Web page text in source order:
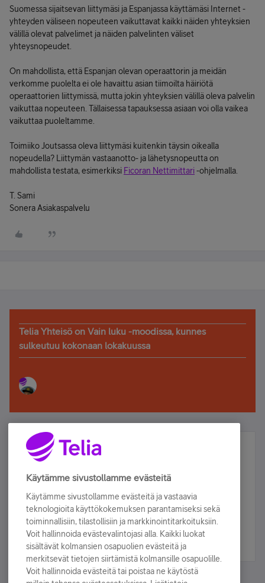
Suomessa sijaitsevan liittymäsi ja Espanjassa käyttämäsi Internet -
yhteyden väliseen nopeuteen vaikuttavat kaikki näiden yhteyksien
välillä olevat palvelimet ja näiden palvelinten väliset
yhteysnopeudet.
On mahdollista, että Espanjan olevan operaattorin ja meidän
verkomme puolelta ei ole havaittu asian tiimoilta häiriötä
operaattorien liittymissä, mutta jokin yhteyksien välillä oleva palvelin
vaikuttaa nopeuteen. Tällaisessa tapauksessa asiaan voi olla vaikea
vaikuttaa puoleltamme.
Toimiiko Joutsassa oleva liittymäsi kuitenkin täysin oikealla
nopeudella? Liittymän vastaanotto- ja lähetysnopeutta on
mahdollista testata, esimerkiksi Ficoran Nettimittari-ohjelmalla.
T. Sami
Sonera Asiakaspalvelu
Telia Yhteisö on Vain luku -moodissa, kunnes
sulkeutuu kokonaan lokakuussa
Älä jää paitsi – osallistu ja voita!
Tilaa Telian uutiskirje ja olet mukana arvonnassa.
sähköpostiisi.
Tilaa nyt
Käytämme sivustollamme evästeitä
Käytämme sivustollamme evästeitä ja vastaavia
teknologioita käyttökokemuksen parantamiseksi sekä
toiminnallisiin, tilastollisiin ja markkinointitarkoituksiin.
Voit hallinnoida evästevalintojasi alla. Kaikki luokat
sisältävät kolmansien osapuolien evästeitä ja
merkitsevät tietojen siirtämistä kolmansille osapuolille.
Voit hallinnoida evästeitä tai poistaa ne käytöstä